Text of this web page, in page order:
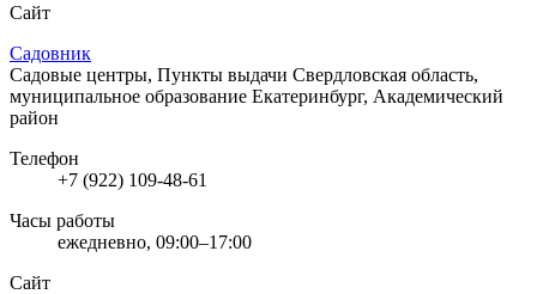
Сайт
Садовник
Садовые центры, Пункты выдачи Свердловская область,
муниципальное образование Екатеринбург, Академический
район
Телефон
+7 (922) 109-48-61
Часы работы
ежедневно, 09:00–17:00
Сайт